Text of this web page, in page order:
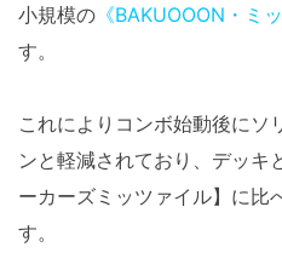
小規模の 《BAKUOOON・ミ
す。
これによりコンボ始動後にソ
ンと軽減されており、デッキ
ーカーズミッツァイル】に比
す。